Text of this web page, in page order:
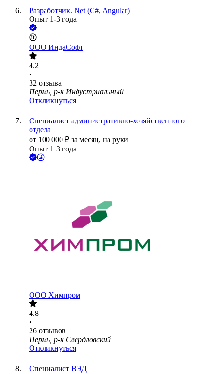
Разработчик. Net (C#, Angular)
Опыт 1-3 года
ООО ИндаСофт
4.2
•
32 отзыва
Пермь, р-н Индустриальный
Откликнуться
Специалист административно-хозяйственного
отдела
от 100 000 ₽ за месяц, на руки
Опыт 1-3 года
ООО Химпром
4.8
•
26 отзывов
Пермь, р-н Свердловский
Откликнуться
Специалист ВЭД